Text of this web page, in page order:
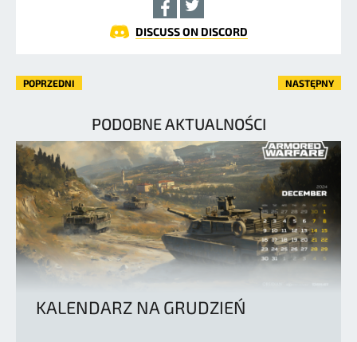
DISCUSS ON DISCORD
POPRZEDNI NASTĘPNY
PODOBNE AKTUALNOŚCI
KALENDARZ NA GRUDZIEŃ